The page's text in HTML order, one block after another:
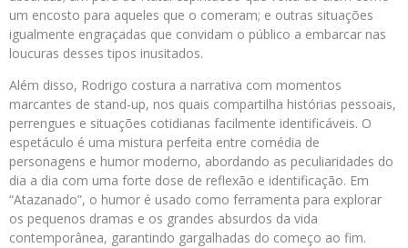
um encosto para aqueles que o comeram; e outras situações
igualmente engraçadas que convidam o público a embarcar nas
loucuras desses tipos inusitados.
Além disso, Rodrigo costura a narrativa com momentos
marcantes de stand-up, nos quais compartilha histórias pessoais,
perrengues e situações cotidianas facilmente identificáveis. O
espetáculo é uma mistura perfeita entre comédia de
personagens e humor moderno, abordando as peculiaridades do
dia a dia com uma forte dose de reflexão e identificação. Em
“Atazanado”, o humor é usado como ferramenta para explorar
os pequenos dramas e os grandes absurdos da vida
contemporânea, garantindo gargalhadas do começo ao fim.